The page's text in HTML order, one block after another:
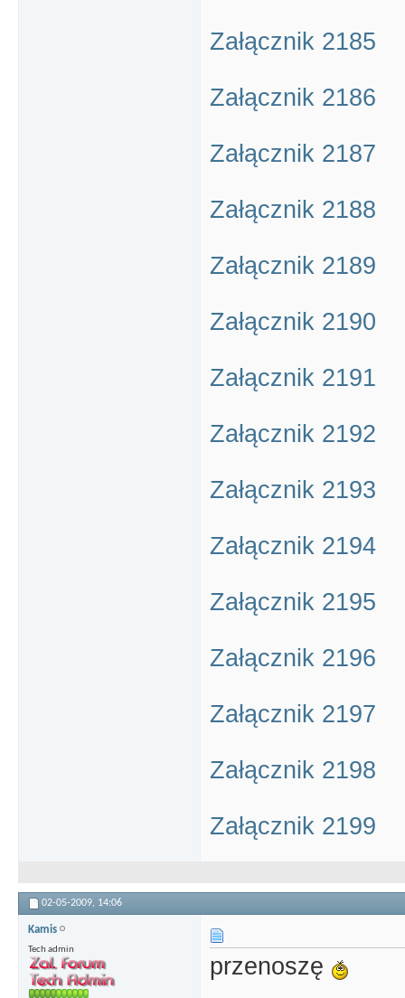
Załącznik 2185
Załącznik 2186
Załącznik 2187
Załącznik 2188
Załącznik 2189
Załącznik 2190
Załącznik 2191
Załącznik 2192
Załącznik 2193
Załącznik 2194
Załącznik 2195
Załącznik 2196
Załącznik 2197
Załącznik 2198
Załącznik 2199
02-05-2009, 14:06
Kamis
Tech admin
przenoszę